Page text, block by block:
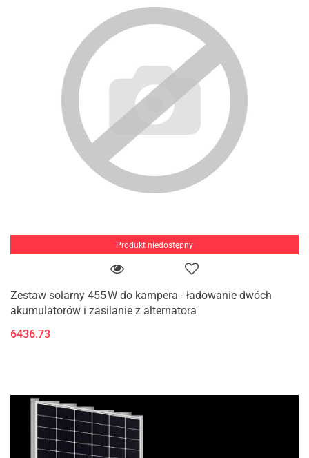
Produkt niedostępny
Zestaw solarny 455 W do kampera - ładowanie dwóch
akumulatorów i zasilanie z alternatora
6436.73